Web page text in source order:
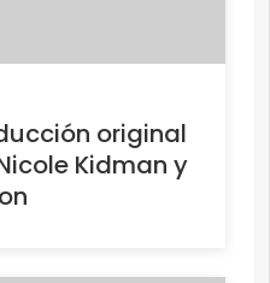
original
Kidman y